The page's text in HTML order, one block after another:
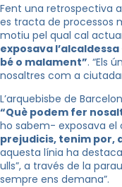
Fent una retrospectiva
es tracta de processos
motiu pel qual cal
exposava
bé o malament”. “Els
nosaltres com a
L’arquebisbe de
“Què podem fer
ho sabem- exposava el
prejudicis, tenim por,
aquesta línia ha
ulls”, a través de la
sempre ens demana”.